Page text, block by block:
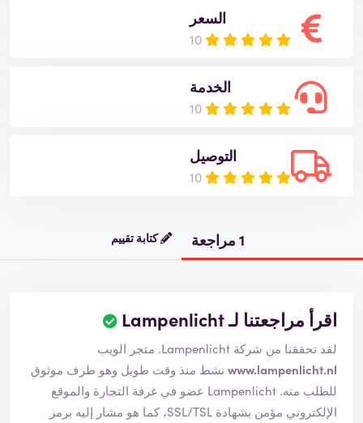
السعر
10
الخدمة
10
التوصيل
10
1 مراجعة كتابة تقييم
اقرأ مراجعتنا لـ Lampenlicht
لقد تحققنا من شركة Lampenlicht. متجر الويب
www.lampenlicht.nl نشط منذ وقت طويل وهو طرف موثوق
للطلب منه. Lampenlicht عضو في غرفة التجارة والموقع
الإلكتروني مؤمن بشهادة SSL/TSL، كما هو مشار إليه برمز